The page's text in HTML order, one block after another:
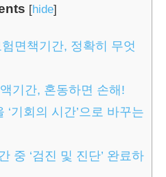
[hide]
면책기간, 정확히 무엇
기간, 혼동하면 손해!
기회의 시간’으로 바꾸는
중 ‘검진 및 진단’ 완료하